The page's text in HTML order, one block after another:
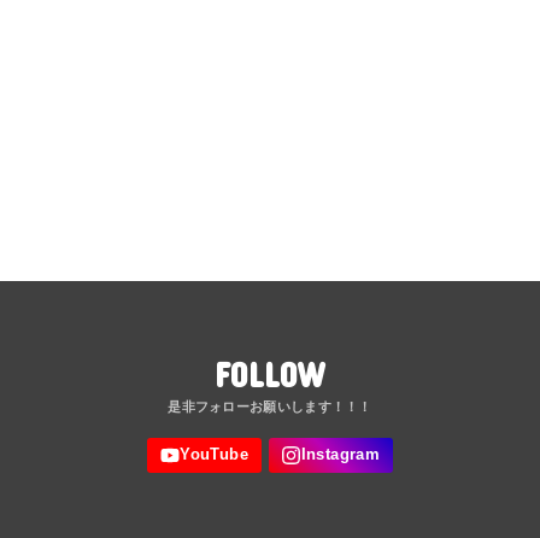
FOLLOW